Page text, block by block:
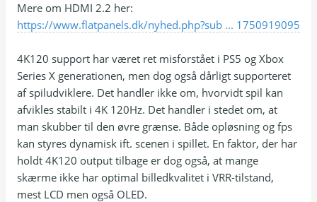
Mere om HDMI 2.2 her:
https://www.flatpanels.dk/nyhed.php?sub ... 1750919095
4K120 support har været ret misforstået i PS5 og Xbox
Series X generationen, men dog også dårligt supporteret
af spiludviklere. Det handler ikke om, hvorvidt spil kan
afvikles stabilt i 4K 120Hz. Det handler i stedet om, at
man skubber til den øvre grænse. Både opløsning og fps
kan styres dynamisk ift. scenen i spillet. En faktor, der har
holdt 4K120 output tilbage er dog også, at mange
skærme ikke har optimal billedkvalitet i VRR-tilstand,
mest LCD men også OLED.